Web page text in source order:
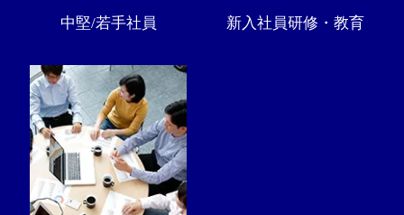
中堅/若手社員 新入社員研修・教育